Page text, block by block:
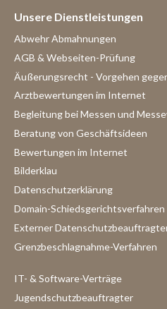
Unsere Dienstleistungen
Abwehr Abmahnungen
AGB & Webseiten-Prüfung
Äußerungsrecht - Vorgehen
Arztbewertungen im Internet
Begleitung bei Messen und
Beratung von Geschäftsideen
Bewertungen im Internet
Bilderklau
Datenschutzerklärung
Domain-Schiedsgerichtsverfahren
Externer
Grenzbeschlagnahme-Verfahren
IT- & Software-Verträge
Jugendschutzbeauftragter